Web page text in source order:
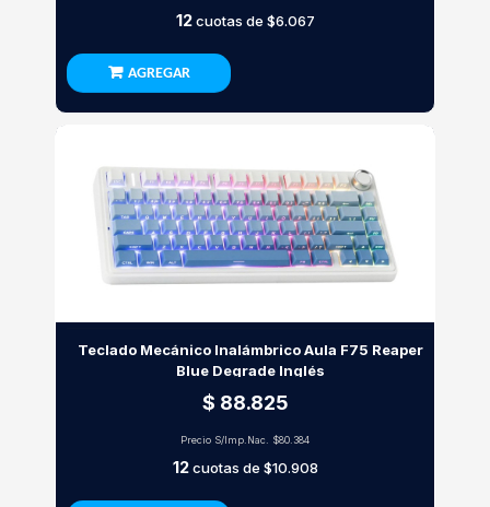
12cuotas de $6.067
AGREGAR
Teclado Mecánico Inalámbrico Aula F75 Reaper
Blue Degrade Inglés
$ 88.825
Precio S/Imp.Nac. $80.384
12cuotas de $10.908